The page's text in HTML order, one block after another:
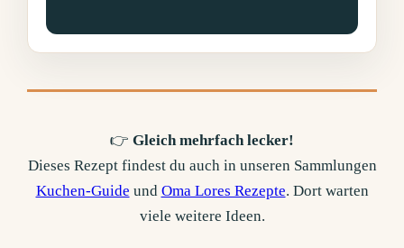
👉 Gleich mehrfach lecker!
Dieses Rezept findest du auch in unseren Sammlungen
Kuchen-Guide und Oma Lores Rezepte. Dort warten
viele weitere Ideen.